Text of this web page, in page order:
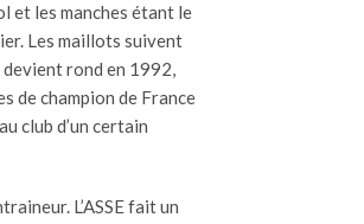
et les manches étant le
Les maillots suivent
devient rond en 1992,
de champion de France
club d’un certain
L’ASSE fait un